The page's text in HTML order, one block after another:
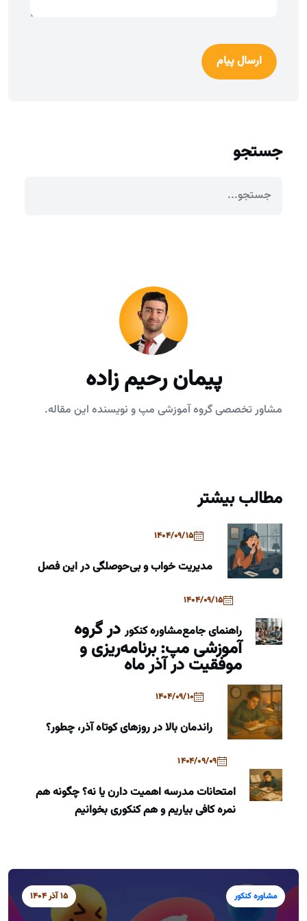
ارسال پیام
جستجو
پیمان رحیم زاده
مشاور تخصصی گروه آموزشی مپ و نویسنده این مقاله.
مطالب بیشتر
1404/09/15
مدیریت خواب و بی‌حوصلگی در این فصل
1404/09/15
راهنمای جامعمشاوره کنکوردر گروه
آموزشی مپ: برنامه‌ریزی و
موفقیت در آذر ماه
1404/09/10
راندمان بالا در روزهای کوتاه آذر، چطور؟
1404/09/09
امتحانات مدرسه اهمیت دارن یا نه؟ چگونه هم
نمره کافی بیاریم و هم کنکوری بخوانیم
مشاوره کنکور 15 آذر 1404